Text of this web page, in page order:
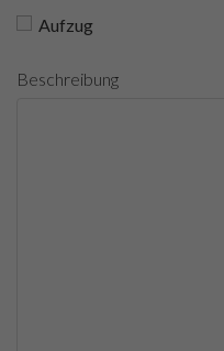
Aufzug
Beschreibung